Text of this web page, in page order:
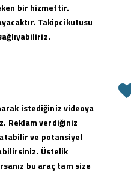
bir hizmettir.
Takipcikutusu
istediğiniz videoya
Reklam verdiğiniz
ve potansiyel
Üstelik
bu araç tam size